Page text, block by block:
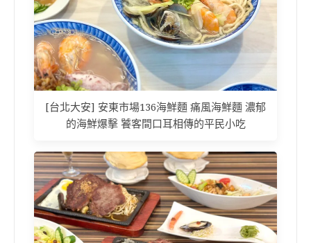
[台北大安] 安東市場136海鮮麵 痛風海鮮麵 濃郁
的海鮮爆擊 饕客間口耳相傳的平民小吃